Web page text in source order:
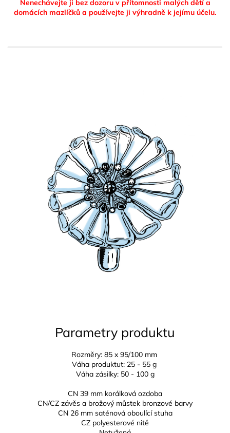
Nenechávejte ji bez dozoru v přítomnosti malých dětí a
domácích mazlíčků a používejte ji výhradně k jejímu účelu.
Parametry produktu
Rozměry: 85 x 95/100 mm
Váha produktut: 25 - 55 g
Váha zásilky: 50 - 100 g
CN 39 mm korálková ozdoba
CN/CZ závěs a brožový můstek bronzové barvy
CN 26 mm saténová oboulící stuha
CZ polyesterové nitě